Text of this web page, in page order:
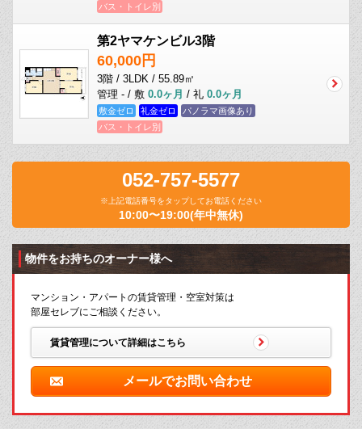
バス・トイレ別
第2ヤマケンビル3階
60,000円
3階 / 3LDK / 55.89㎡
管理 - / 敷 0.0ヶ月 / 礼 0.0ヶ月
敷金ゼロ 礼金ゼロ
パノラマ画像あり
バス・トイレ別
052-757-5577
※上記電話番号をタップしてお電話ください
10:00〜19:00(年中無休)
物件をお持ちのオーナー様へ
マンション・アパートの賃貸管理・空室対策は
部屋セレブにご相談ください。
賃貸管理について詳細はこちら
メールでお問い合わせ